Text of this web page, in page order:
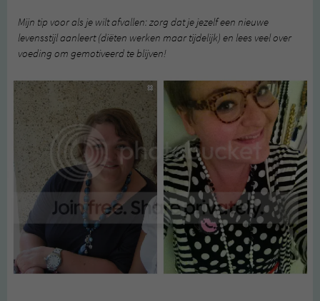
Mijn tip voor als je wilt afvallen: zorg dat je jezelf een nieuwe
levensstijl aanleert (diëten werken maar tijdelijk) en lees veel over
voeding om gemotiveerd te blijven!